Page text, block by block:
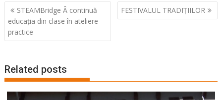
Navigare
în
articole
STEAMBridge Â continuă
educația din clase în ateliere
practice
FESTIVALUL TRADIȚIILOR
Related posts